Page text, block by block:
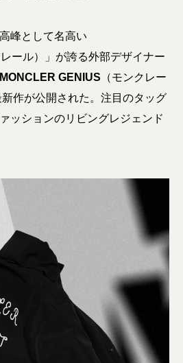
峰として名高い
レール）」が誇る外部デザイナー
MONCLER GENIUS （モンクレー
作が公開された。注目のタッグ
ッションのリビングレジェンド